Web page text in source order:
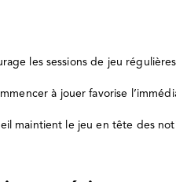
les sessions de jeu
à jouer favorise
maintient le jeu en tête des